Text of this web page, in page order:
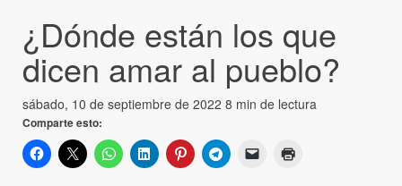
¿Dónde están los que
dicen amar al pueblo?
sábado, 10 de septiembre de 2022 8 min de lectura
Comparte esto: